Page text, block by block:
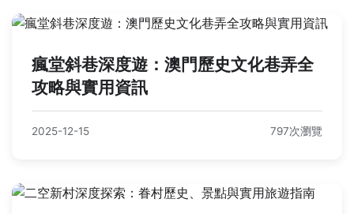
瘋堂斜巷深度遊：澳門歷史文化巷弄全
攻略與實用資訊
2025-12-15 797次瀏覽